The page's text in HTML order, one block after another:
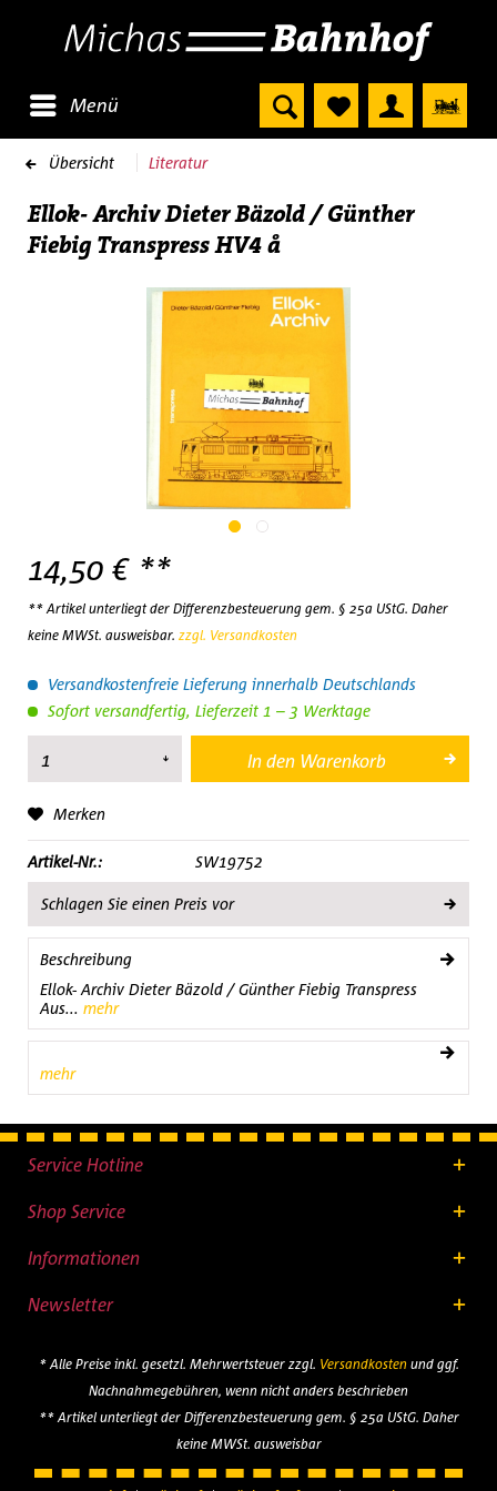
Menü
Übersicht Literatur
Ellok- Archiv Dieter Bäzold / Günther
Fiebig Transpress HV4 å
14,50 € **
** Artikel unterliegt der Differenzbesteuerung gem. § 25a UStG. Daher
keine MWSt. ausweisbar. zzgl. Versandkosten
Versandkostenfreie Lieferung innerhalb Deutschlands
Sofort versandfertig, Lieferzeit 1 – 3 Werktage
In den Warenkorb
Merken
Artikel-Nr.: SW19752
Schlagen Sie einen Preis vor
Beschreibung
Ellok- Archiv Dieter Bäzold / Günther Fiebig Transpress
Aus... mehr
mehr
Service Hotline
Shop Service
Informationen
Newsletter
* Alle Preise inkl. gesetzl. Mehrwertsteuer zzgl. Versandkostenund ggf.
Nachnahmegebühren, wenn nicht anders beschrieben
** Artikel unterliegt der Differenzbesteuerung gem. § 25a UStG. Daher
keine MWSt. ausweisbar